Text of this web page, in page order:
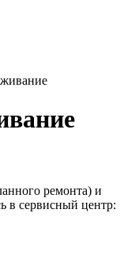
ремонта) и
в сервисный центр: